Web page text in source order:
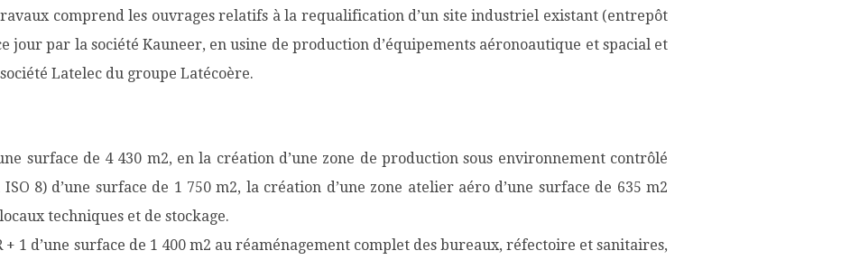
comprend les ouvrages relatifs à la requalification d’un site industriel existant (entrepôt
jour par la société Kauneer, en usine de production d’équipements aéronoautique et spacial et
Latelec du groupe Latécoère.
surface de 4 430 m2, en la création d’une zone de production sous environnement contrôlé
8) d’une surface de 1 750 m2, la création d’une zone atelier aéro d’une surface de 635 m2
techniques et de stockage.
+ 1 d’une surface de 1 400 m2 au réaménagement complet des bureaux, réfectoire et sanitaires,